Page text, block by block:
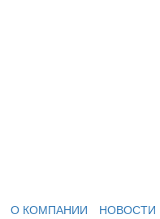
О КОМПАНИИ НОВОСТИ